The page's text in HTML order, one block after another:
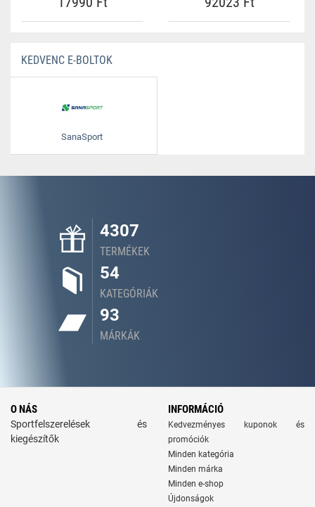
KEDVENC E-BOLTOK
SanaSport
4307
TERMÉKEK
54
KATEGÓRIÁK
93
MÁRKÁK
O NÁS
Sportfelszerelések és
kiegészítők
INFORMÁCIÓ
Kedvezményes kuponok és
promóciók
Minden kategória
Minden márka
Minden e-shop
Újdonságok